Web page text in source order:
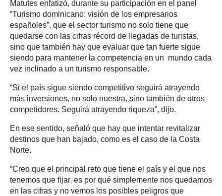
Matutes enfatizó, durante su participación en el panel
“Turismo dominicano: visión de los empresarios
españoles”, que el sector turismo no solo tiene que
quedarse con las cifras récord de llegadas de turistas,
sino que también hay que evaluar que tan fuerte sigue
siendo para mantener la competencia en un mundo cada
vez inclinado a un turismo responsable.
“Si el país sigue siendo competitivo seguirá atrayendo
más inversiones, no solo nuestra, sino también de otros
competidores. Seguirá atrayendo riqueza”, dijo.
En ese sentido, señaló que hay que intentar revitalizar
destinos que han bajado, como es el caso de la Costa
Norte.
“Creo que el principal reto que tiene el país y el que nos
tenemos que fijar, es por qué simplemente nos quedamos
en las cifras y no vemos los posibles peligros que